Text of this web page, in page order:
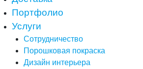
Портфолио
Услуги
Сотрудничество
Порошковая покраска
Дизайн интерьера